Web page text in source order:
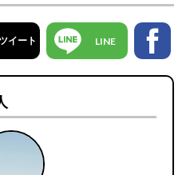
イート LINE